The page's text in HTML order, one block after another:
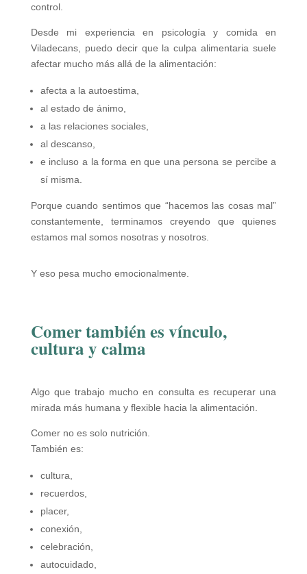
control.
Desde mi experiencia en psicología y comida en
Viladecans, puedo decir que la culpa alimentaria suele
afectar mucho más allá de la alimentación:
afecta a la autoestima,
al estado de ánimo,
a las relaciones sociales,
al descanso,
e incluso a la forma en que una persona se percibe a
sí misma.
Porque cuando sentimos que “hacemos las cosas mal”
constantemente, terminamos creyendo que quienes
estamos mal somos nosotras y nosotros.
Y eso pesa mucho emocionalmente.
Comer también es vínculo,
cultura y calma
Algo que trabajo mucho en consulta es recuperar una
mirada más humana y flexible hacia la alimentación.
Comer no es solo nutrición.
También es:
cultura,
recuerdos,
placer,
conexión,
celebración,
autocuidado,